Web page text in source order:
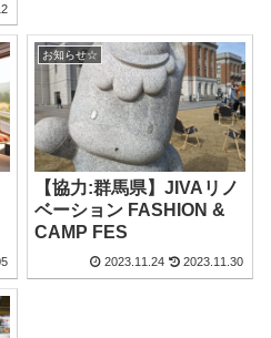
お知らせ☆
【協力:群馬県】JIVAリノ
ベーション FASHION &
CAMP FES
2023.11.24 2023.11.30